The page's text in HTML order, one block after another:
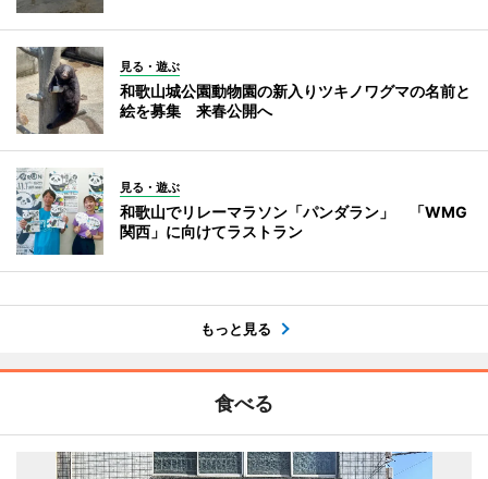
見る・遊ぶ
和歌山城公園動物園の新入りツキノワグマの名前と
絵を募集 来春公開へ
見る・遊ぶ
和歌山でリレーマラソン「パンダラン」 「WMG
関西」に向けてラストラン
もっと見る
食べる